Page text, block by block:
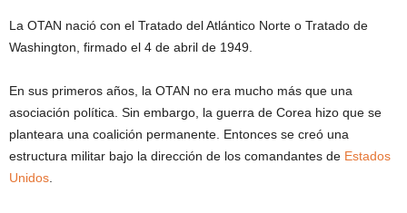
La OTAN nació con el Tratado del Atlántico Norte o Tratado de
Washington, firmado el 4 de abril de 1949.
En sus primeros años, la OTAN no era mucho más que una
asociación política. Sin embargo, la guerra de Corea hizo que se
planteara una coalición permanente. Entonces se creó una
estructura militar bajo la dirección de los comandantes de Estados
Unidos